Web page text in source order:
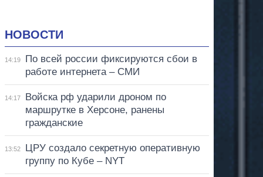
НОВОСТИ
14:19
По всей россии фиксируются сбои в
работе интернета – СМИ
14:17
Войска рф ударили дроном по
маршрутке в Херсоне, ранены
гражданские
13:52
ЦРУ создало секретную оперативную
группу по Кубе – NYT